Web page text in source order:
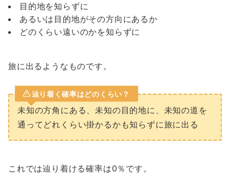
目的地を知らずに
あるいは目的地がその方向にあるか
どのくらい遠いのかを知らずに
旅に出るようなものです。
辿り着く確率はどのくらい？
未知の方角にある、未知の目的地に、未知の道を
通ってどれくらい掛かるかも知らずに旅に出る
これでは辿り着ける確率は0％です。